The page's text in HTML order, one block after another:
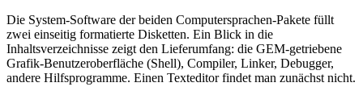
Die System-Software der beiden Computersprachen-Pakete füllt
zwei einseitig formatierte Disketten. Ein Blick in die
Inhaltsverzeichnisse zeigt den Lieferumfang: die GEM-getriebene
Grafik-Benutzeroberfläche (Shell), Compiler, Linker, Debugger,
andere Hilfsprogramme. Einen Texteditor findet man zunächst nicht.